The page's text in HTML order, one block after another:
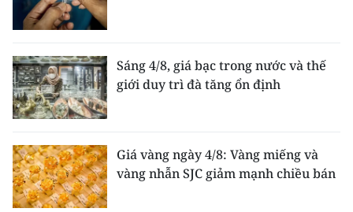
Sáng 4/8, giá bạc trong nước và thế
giới duy trì đà tăng ổn định
Giá vàng ngày 4/8: Vàng miếng và
vàng nhẫn SJC giảm mạnh chiều bán